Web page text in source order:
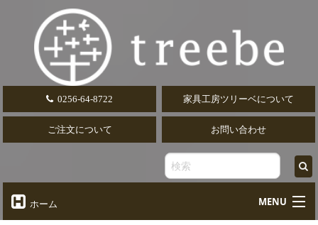
0256-64-8722 家具工房ツリーベについて
ご注文について お問い合わせ
ホーム MENU